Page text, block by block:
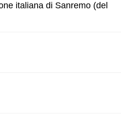
italiana di Sanremo (del